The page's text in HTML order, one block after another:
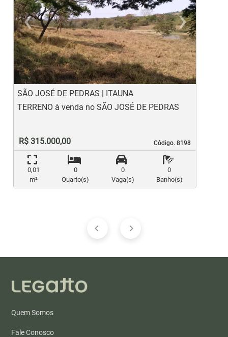
‹
Previous
›
SÃO JOSÉ DE PEDRAS | ITAUNA
Código. 8198
Código. 8198
TERRENO à venda no SÃO JOSÉ DE PEDRAS
R$ 315.000,00
0,01
m²
0
Quarto(s)
0
Vaga(s)
0
Banho(s)
Quem Somos
Fale Conosco